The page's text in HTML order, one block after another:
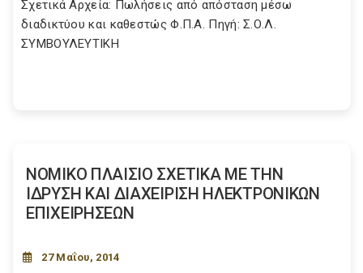
Σχετικά Αρχεία: Πωλήσεις από απόσταση μέσω
διαδικτύου και καθεστώς Φ.Π.Α. Πηγή: Σ.Ο.Λ.
ΣΥΜΒΟΥΛΕΥΤΙΚΗ
ΝΟΜΙΚΟ ΠΛΑΙΣΙΟ ΣΧΕΤΙΚΑ ΜΕ ΤΗΝ
ΙΔΡΥΣΗ ΚΑΙ ΔΙΑΧΕΙΡΙΣΗ ΗΛΕΚΤΡΟΝΙΚΩΝ
ΕΠΙΧΕΙΡΗΣΕΩΝ
27 Μαΐου, 2014